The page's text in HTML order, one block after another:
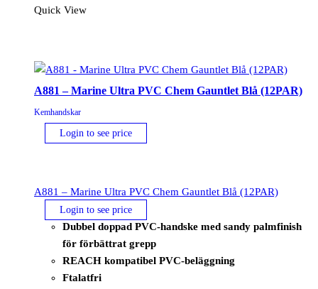
Grön
Quick View
A881 – Marine Ultra PVC Chem Gauntlet Blå (12PAR)
Kemhandskar
Login to see price
A881 – Marine Ultra PVC Chem Gauntlet Blå (12PAR)
Login to see price
Dubbel doppad PVC-handske med sandy palmfinish
för förbättrat grepp
REACH kompatibel PVC-beläggning
Ftalatfri